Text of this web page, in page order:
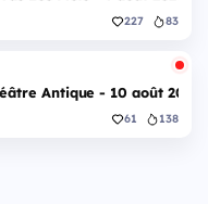
227 83
Antique - 10 août 2026
61 138